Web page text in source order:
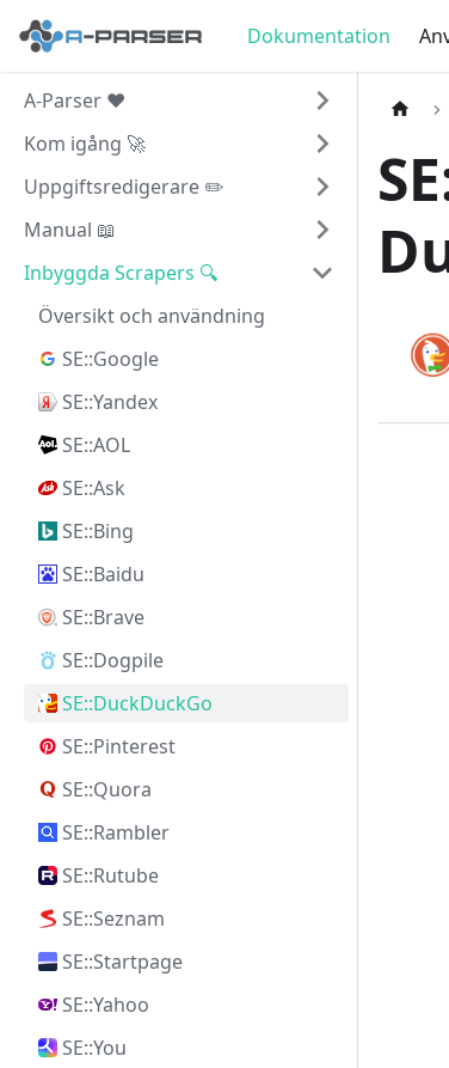
Dokumentation
A-Parser ❤️
Kom igång 🚀
Uppgiftsredigerare ✏️
Manual 📖
Inbyggda Scrapers 🔍
Översikt och användning
SE::Google
SE::Yandex
SE::AOL
SE::Ask
SE::Bing
SE::Baidu
SE::Brave
SE::Dogpile
SE::DuckDuckGo
SE::Pinterest
SE::Quora
SE::Rambler
SE::Rutube
SE::Seznam
SE::Startpage
SE::Yahoo
SE::You